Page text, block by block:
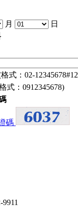
月
日
式：02-
式：0912345678)